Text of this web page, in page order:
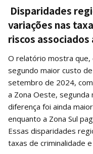
Disparidades
variações nas
riscos associados
O relatório mostra que,
segundo maior custo
setembro de 2024,
a Zona Oeste, segunda
diferença foi ainda
enquanto a Zona Sul
Essas disparidades
taxas de criminalidade